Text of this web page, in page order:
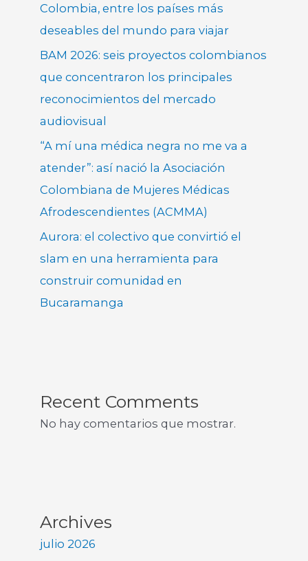
Colombia, entre los países más
deseables del mundo para viajar
BAM 2026: seis proyectos colombianos
que concentraron los principales
reconocimientos del mercado
audiovisual
“A mí una médica negra no me va a
atender”: así nació la Asociación
Colombiana de Mujeres Médicas
Afrodescendientes (ACMMA)
Aurora: el colectivo que convirtió el
slam en una herramienta para
construir comunidad en
Bucaramanga
Recent Comments
No hay comentarios que mostrar.
Archives
julio 2026